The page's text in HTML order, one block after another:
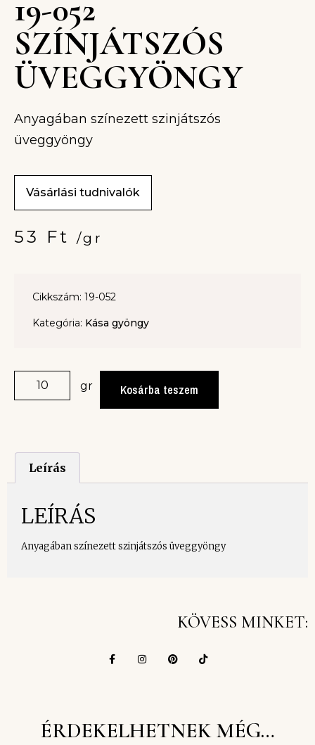
19-052
SZÍNJÁTSZÓS
ÜVEGGYÖNGY
Anyagában színezett szinjátszós
üveggyöngy
Vásárlási tudnivalók
53 Ft /gr
Cikkszám: 19-052
Kategória: Kása gyöngy
gr Kosárba teszem
Leírás
LEÍRÁS
Anyagában színezett szinjátszós üveggyöngy
KÖVESS MINKET:
ÉRDEKELHETNEK MÉG…